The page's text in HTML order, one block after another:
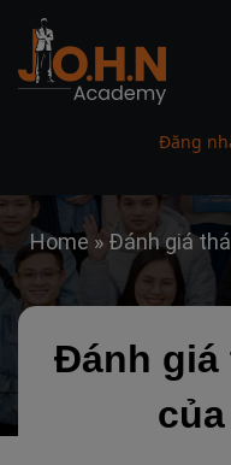
Đăng
Home » Đánh giá
Đánh giá